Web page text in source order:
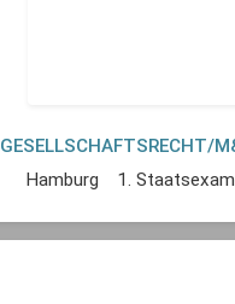
Hamburg
1.